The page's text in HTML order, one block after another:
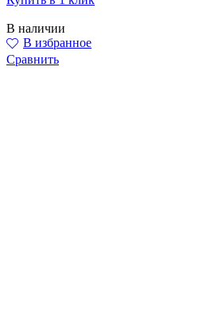
В наличии
В избранное
Сравнить